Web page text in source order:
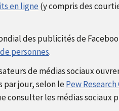
en ligne (y compris des
des publicités de
personnes.
de médias sociaux
par jour, selon lePew
consulter les médias sociaux